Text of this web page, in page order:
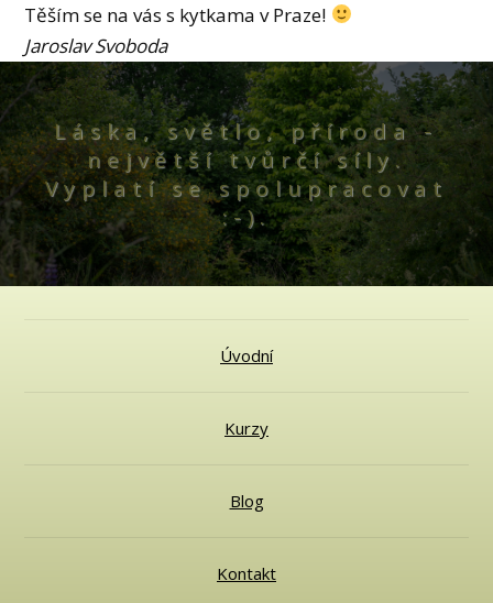
Těším se na vás s kytkama v Praze!
Jaroslav Svoboda
Láska, světlo, příroda -
největší tvůrčí síly.
Vyplatí se spolupracovat
:-).
Úvodní
Kurzy
Blog
Kontakt